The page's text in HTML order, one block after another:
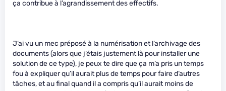
ça contribue à l’agrandissement des effectifs.
J’ai vu un mec préposé à la numérisation et l’archivage des
documents (alors que j’étais justement là pour installer une
solution de ce type), je peux te dire que ça m’a pris un temps
fou à expliquer qu’il aurait plus de temps pour faire d’autres
tâches, et au final quand il a compris qu’il aurait moins de